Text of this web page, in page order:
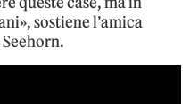
sostiene l’amica